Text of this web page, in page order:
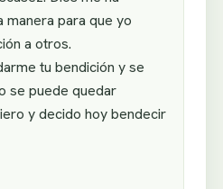
manera para que yo
a otros.
tu bendición y se
se puede quedar
y decido hoy bendecir